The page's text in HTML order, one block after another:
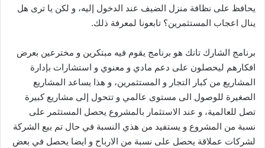
يحافظ على نظافة منزل الضيف عند الدخول إليه، و لكن يا ترى هل
ينال اعجاب المستثمرين؟ تابعونا لمعرفة ذلك.
برنامج الشارك تانك هو برنامج يقوم فيه مبتكرين و مخترعين بعرض
افكارهم ليحصلون على دعم مادي و معنوي و استشارات بإدارة
المشاريع من كبار التجار و المستثمرين، و هذا يساعد المشاريع
الصغيرة للوصول الى مستوى عالمي و تتحول إلى مشاريع كبيرة
تصل للعالمية، و عند الاستثمار بالمشروع يحصل المستثمر على
نسبة من المشروع و يستفيد من هذي النسبة في حال تم بيع الشركة
لشركات عملاقة يحصل على نسبة من الارباح و ايضا يحصل في بعض